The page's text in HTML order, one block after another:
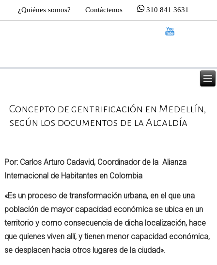
¿Quiénes somos? Contáctenos 310 841 3631
Concepto de gentrificación en Medellín,
según los documentos de la Alcaldía
Por: Carlos Arturo Cadavid, Coordinador de la Alianza
Internacional de Habitantes en Colombia
«Es un proceso de transformación urbana, en el que una
población de mayor capacidad económica se ubica en un
territorio y como consecuencia de dicha localización, hace
que quienes viven allí, y tienen menor capacidad económica,
se desplacen hacia otros lugares de la ciudad».